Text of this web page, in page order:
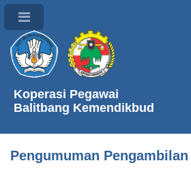
Koperasi Pegawai
Balitbang Kemendikbud
Pengumuman Pengambilan